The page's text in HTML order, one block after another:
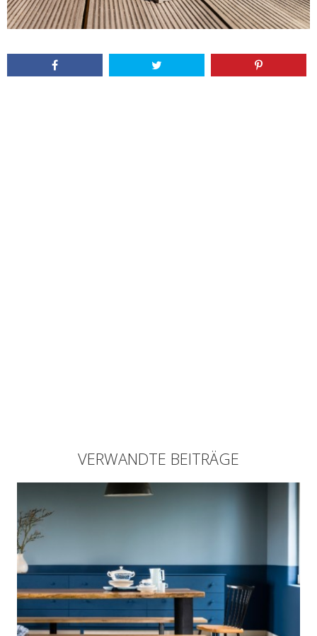
VERWANDTE BEITRÄGE